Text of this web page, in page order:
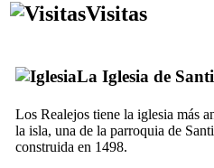
Visitas
La Iglesia de
Los Realejos tiene la iglesia más
la isla, una de la parroquia de
construida en 1498.